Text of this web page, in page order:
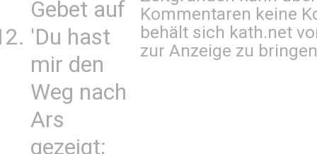
Gebet auf
'Du hast
mir den
Weg nach
Ars
gezeigt;
Kommentaren keine
behält sich kath.net
zur Anzeige zu